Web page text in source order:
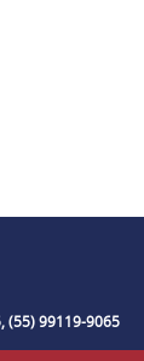
(55) 99119-9065